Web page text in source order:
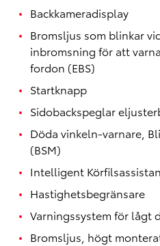
Backkameradisplay
Bromsljus som blinkar
inbromsning för att
fordon (EBS)
Startknapp
Sidobackspeglar
Döda vinkeln-varnare,
(BSM)
Intelligent
Hastighetsbegränsare
Varningssystem för lågt
Bromsljus, högt